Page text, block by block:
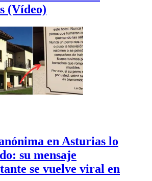
(Vídeo)
en Asturias lo
su mensaje
se vuelve viral en